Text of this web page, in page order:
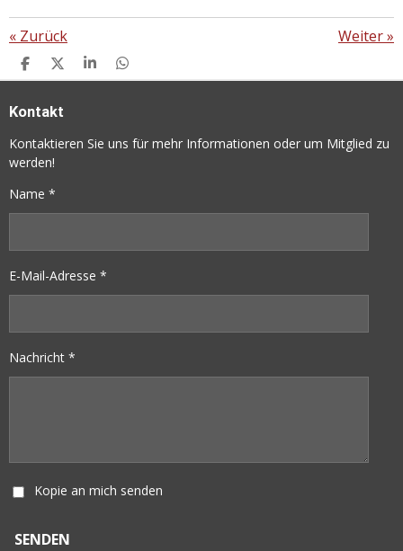
« Zurück Weiter»
T
E
L
N
T
E
L
N
T
E
N
T
E
N
Kontakt
Kontaktieren Sie uns für mehr Informationen oder um Mitglied zu
werden!
Name *
E-Mail-Adresse *
Nachricht *
Kopie an mich senden
SENDEN